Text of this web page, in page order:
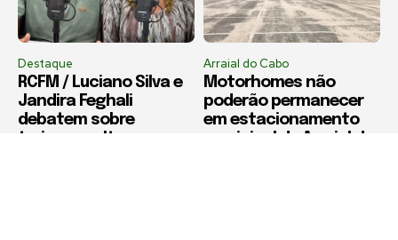
Destaque
RCFM / Luciano Silva e
Jandira Feghali
debatem sobre
turismo, cultura e
Arraial do Cabo
Motorhomes não
poderão permanecer
em estacionamento
municipal de Arraial do